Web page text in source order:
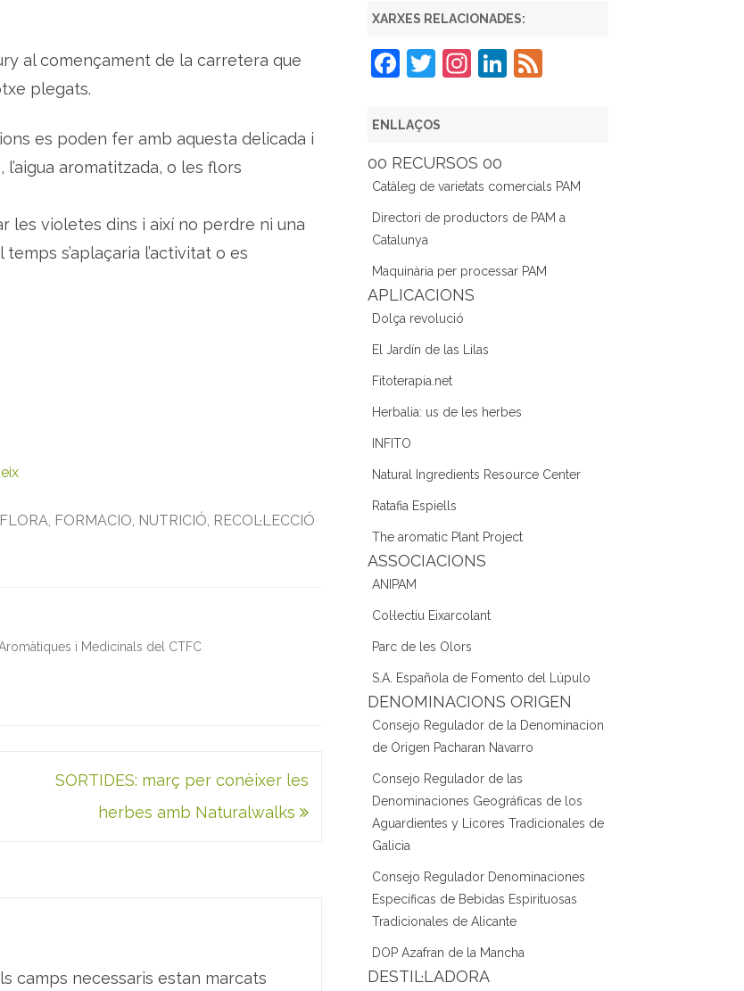
al començament de la carretera que
plegats.
es poden fer amb aquesta delicada i
aromatitzada, o les flors
les violetes dins i així no perdre ni una
s’aplaçaria l’activitat o es
FLORA, FORMACIO, NUTRICIÓ, RECOL·LECCIÓ
i Medicinals del CTFC
SORTIDES: març per conèixer les
herbes amb Naturalwalks
camps necessaris estan marcats
XARXES RELACIONADES:
F
c
e
b
o
o
k
T
itt
er
In
gr
a
m
Li
dI
n
F
ENLLAÇOS
00 RECURSOS 00
Catàleg de varietats comercials PAM
Directori de productors de PAM a
Catalunya
Maquinària per processar PAM
APLICACIONS
Dolça revolució
El Jardín de las Lilas
Fitoterapia.net
Herbalia: us de les herbes
INFITO
Natural Ingredients Resource Center
Ratafia Espiells
The aromatic Plant Project
ASSOCIACIONS
ANIPAM
Col·lectiu Eixarcolant
Parc de les Olors
S.A. Española de Fomento del Lúpulo
DENOMINACIONS ORIGEN
Consejo Regulador de la Denominacion
de Origen Pacharan Navarro
Consejo Regulador de las
Denominaciones Geográficas de los
Aguardientes y Licores Tradicionales de
Galicia
Consejo Regulador Denominaciones
Específicas de Bebidas Espirituosas
Tradicionales de Alicante
DOP Azafran de la Mancha
DESTIL·LADORA